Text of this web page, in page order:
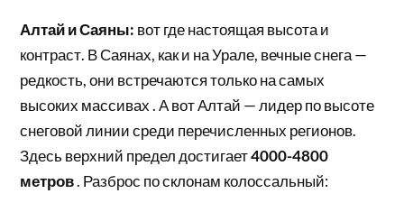
Алтай и Саяны: вот где настоящая высота и
контраст. В Саянах, как и на Урале, вечные снега —
редкость, они встречаются только на самых
высоких массивах . А вот Алтай — лидер по высоте
снеговой линии среди перечисленных регионов.
Здесь верхний предел достигает4000-4800
метров. Разброс по склонам колоссальный: